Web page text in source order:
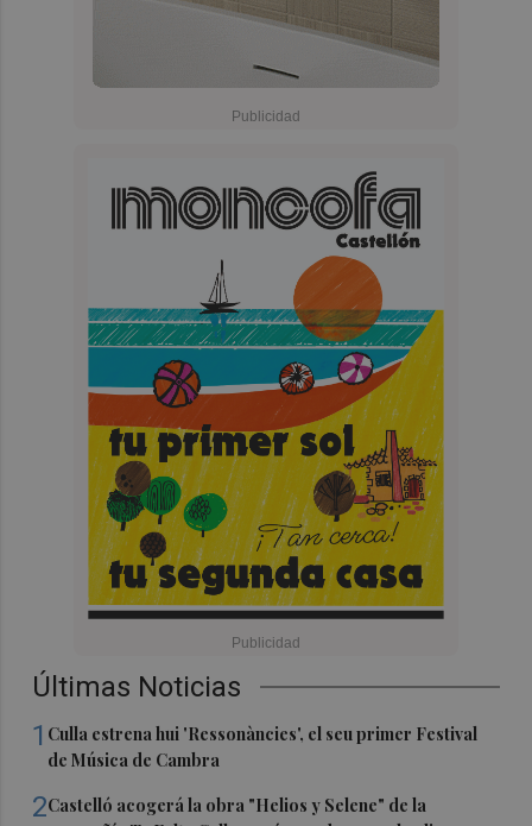
Últimas Noticias
1 Culla estrena hui 'Ressonàncies', el seu primer Festival
de Música de Cambra
2Castelló acogerá la obra "Helios y Selene" de la